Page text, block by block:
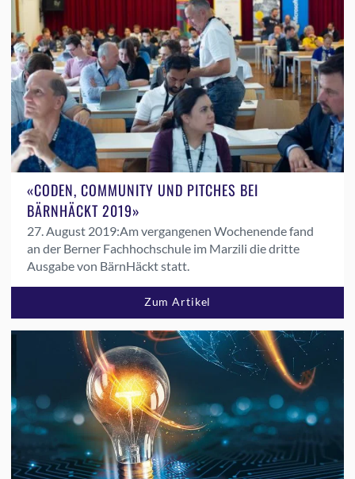
«CODEN, COMMUNITY UND PITCHES BEI
BÄRNHÄCKT 2019»
27. August 2019:Am vergangenen Wochenende fand
an der Berner Fachhochschule im Marzili die dritte
Ausgabe von BärnHäckt statt.
Zum Artikel